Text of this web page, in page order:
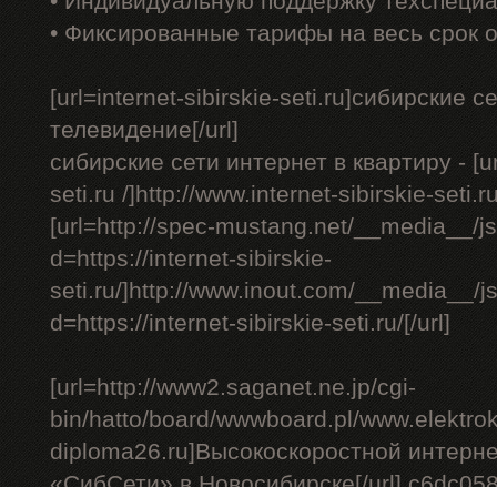
• Фиксированные тарифы на весь срок
[url=internet-sibirskie-seti.ru]сибирские
телевидение[/url]
сибирские сети интернет в квартиру -
seti.ru /]http://www.internet-sibirskie-
[url=http://spec-mustang.net/__media__/
d=https://internet-sibirskie-
seti.ru/]http://www.inout.com/__media__/
d=https://internet-sibirskie-seti.ru/[/url]
[url=http://www2.saganet.ne.jp/cgi-
bin/hatto/board/wwwboard.pl/
diploma26.ru]Высокоскоростной